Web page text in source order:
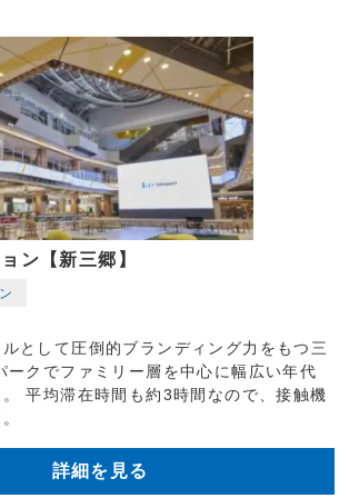
ン【新三郷】
として圧倒的ブランディング力をもつ三
ークでファミリー層を中心に幅広い年代
平均滞在時間も約3時間なので、接触機
詳細を見る